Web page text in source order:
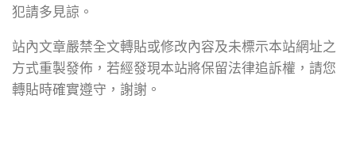
犯請多見諒。
站內文章嚴禁全文轉貼或修改內容及未標示本站網址之
方式重製發佈，若經發現本站將保留法律追訴權，請您
轉貼時確實遵守，謝謝。